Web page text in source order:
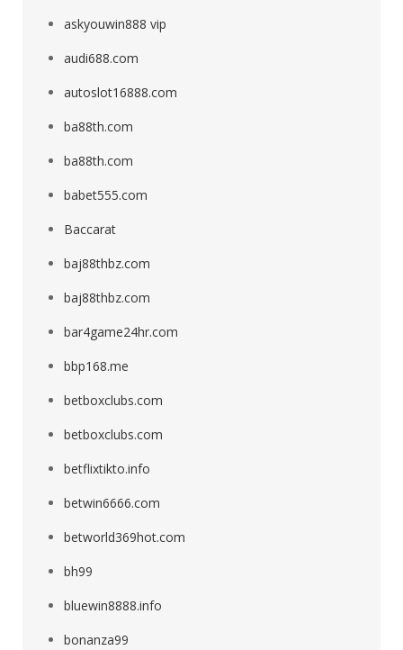
askyouwin888 vip
audi688.com
autoslot16888.com
ba88th.com
ba88th.com
babet555.com
Baccarat
baj88thbz.com
baj88thbz.com
bar4game24hr.com
bbp168.me
betboxclubs.com
betboxclubs.com
betflixtikto.info
betwin6666.com
betworld369hot.com
bh99
bluewin8888.info
bonanza99